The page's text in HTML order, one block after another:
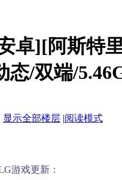
卓][阿斯特
态/双端/
显示全部楼层 |阅读模式
游戏更新：